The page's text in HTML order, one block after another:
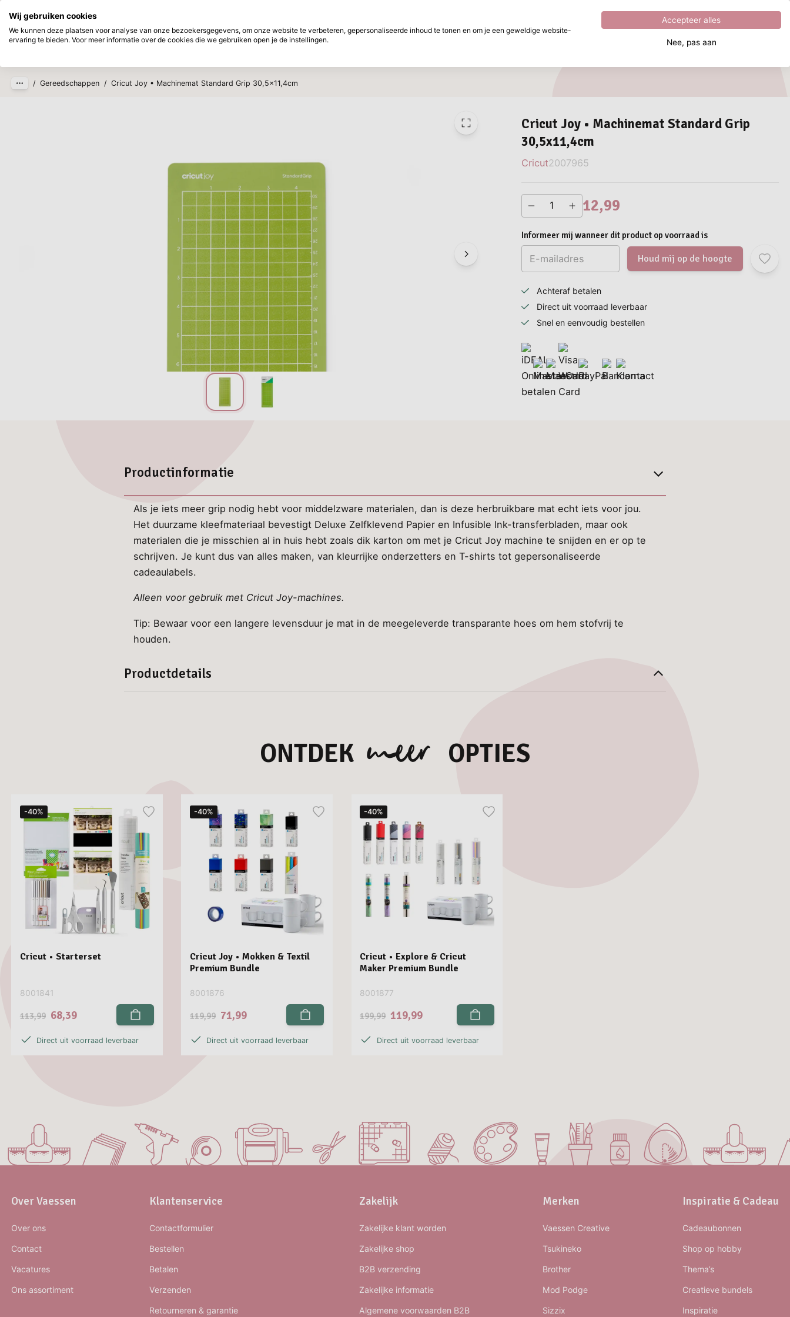
Ga naar hoofdinhoud
Uitstekend 4.8uit5
Verwacht Merken
/ Gereedschappen / Cricut Joy • Machinemat Standard Grip 30,5x11,4cm
Cricut Joy • Machinemat Standard Grip
30,5x11,4cm
Cricut2007965
12,99
Informeer mij wanneer dit product op voorraad is
Houd mij op de hoogte
Achteraf betalen
Direct uit voorraad leverbaar
Snel en eenvoudig bestellen
Productinformatie
Als je iets meer grip nodig hebt voor middelzware materialen, dan is deze herbruikbare mat echt iets voor jou.
Het duurzame kleefmateriaal bevestigt Deluxe Zelfklevend Papier en Infusible Ink-transferbladen, maar ook
materialen die je misschien al in huis hebt zoals dik karton om met je Cricut Joy machine te snijden en er op te
schrijven. Je kunt dus van alles maken, van kleurrijke onderzetters en T-shirts tot gepersonaliseerde
cadeaulabels.
Alleen voor gebruik met Cricut Joy-machines.
Tip: Bewaar voor een langere levensduur je mat in de meegeleverde transparante hoes om hem stofvrij te
houden.
Productdetails
ONTDEK meer OPTIES
-40%
Cricut • Starterset
8001841
113,99 68,39
Direct uit voorraad leverbaar
-40%
Cricut Joy • Mokken & Textil
Premium Bundle
8001876
119,99 71,99
Direct uit voorraad leverbaar
-40%
Cricut • Explore & Cricut
Maker Premium Bundle
8001877
199,99 119,99
Direct uit voorraad leverbaar
Over Vaessen
Over ons
Contact
Vacatures
Ons assortiment
Klantenservice
Contactformulier
Bestellen
Betalen
Verzenden
Retourneren & garantie
Zakelijk
Zakelijke klant worden
Zakelijke shop
B2B verzending
Zakelijke informatie
Algemene voorwaarden B2B
Merken
Vaessen Creative
Tsukineko
Brother
Mod Podge
Sizzix
Inspiratie & Cadeau
Cadeaubonnen
Shop op hobby
Thema’s
Creatieve bundels
Inspiratie
Wij gebruiken cookies
We kunnen deze plaatsen voor analyse van onze bezoekersgegevens, om onze website te verbeteren, gepersonaliseerde inhoud te tonen en om je een geweldige website-
ervaring te bieden. Voor meer informatie over de cookies die we gebruiken open je de instellingen.
Accepteer alles
Nee, pas aan